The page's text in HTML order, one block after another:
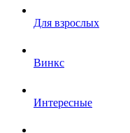
Для взрослых
Винкс
Интересные